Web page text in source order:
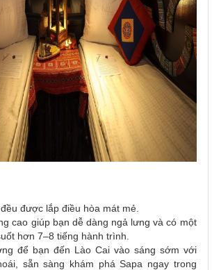
được lắp điều hòa mát mẻ.
cao giúp bạn dễ dàng ngả lưng và có một
hơn 7–8 tiếng hành trình.
để bạn đến Lào Cai vào sáng sớm với
sẵn sàng khám phá Sapa ngay trong